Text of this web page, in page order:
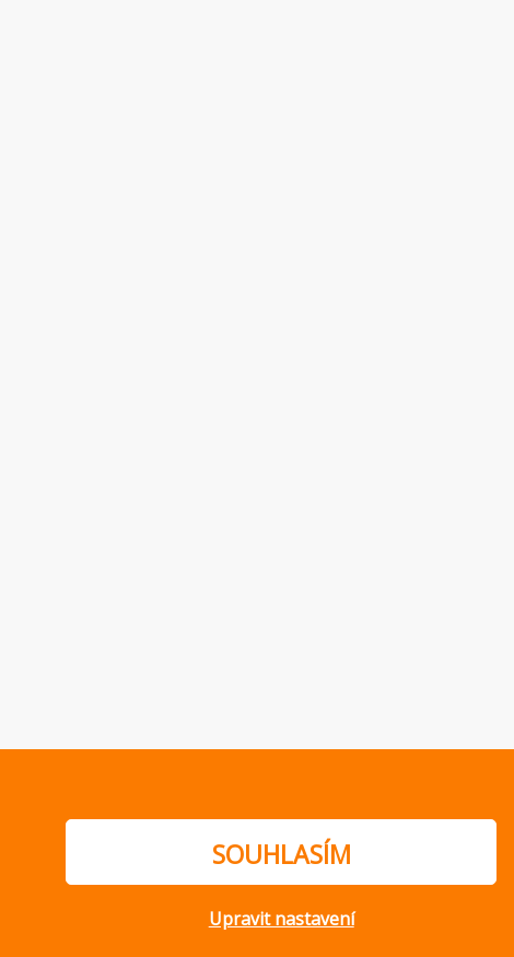
SOUHLASÍM
Upravit nastavení